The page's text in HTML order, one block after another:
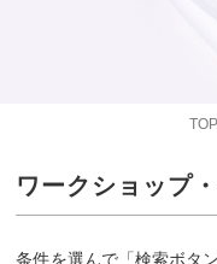
TOP
ワークショップ
条件を選んで「検索ボタ